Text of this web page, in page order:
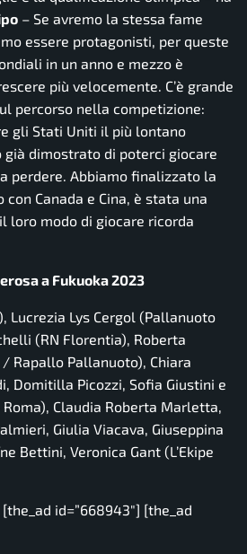
– Se avremo la stessa fame
essere protagonisti, per queste
in un anno e mezzo è
più velocemente. C’è grande
percorso nella competizione:
gli Stati Uniti il più lontano
già dimostrato di poterci giocare
perdere. Abbiamo finalizzato la
Canada e Cina, è stata una
loro modo di giocare ricorda
a Fukuoka 2023
Lucrezia Lys Cergol (Pallanuoto
(RN Florentia), Roberta
Rapallo Pallanuoto), Chiara
Domitilla Picozzi, Sofia Giustini e
Roma), Claudia Roberta Marletta,
Giulia Viacava, Giuseppina
Bettini, Veronica Gant (L’Ekipe
id=”668943″] [the_ad